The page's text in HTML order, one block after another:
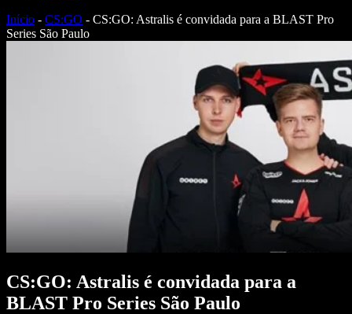
Início - CS:GO - CS:GO: Astralis é convidada para a BLAST Pro
Series São Paulo
CS:GO: Astralis é convidada para a
BLAST Pro Series São Paulo